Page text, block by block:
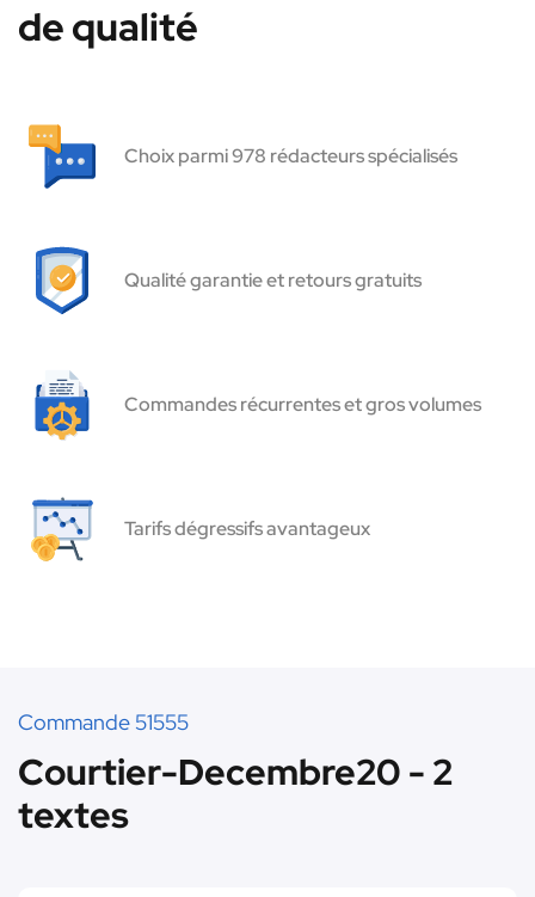
de qualité
Choix parmi 978 rédacteurs spécialisés
Qualité garantie et retours gratuits
Commandes récurrentes et gros volumes
Tarifs dégressifs avantageux
Commande 51555
Courtier-Decembre20 - 2
textes